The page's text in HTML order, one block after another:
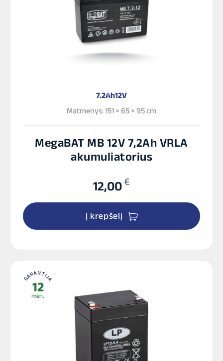
7.2Ah12V
Matmenys: 151 × 65 × 95 cm
MegaBAT MB 12V 7,2Ah VRLA
akumuliatorius
12,00 €
Į krepšelį
GARANTIJA
12
mėn.